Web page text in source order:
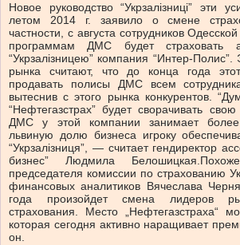
Новое руководство “Укрзалізниці” эти
летом 2014 г. заявило о смене
частности, с августа сотрудников
программам ДМС будет страховать
“Укрзалізницею” компания “Интер-Полис”.
рынка считают, что до конца года
продавать полисы ДМС всем
вытеснив с этого рынка конкурентов.
“Нефтегазстрах” будет сворачивать
ДМС у этой компании занимает
львиную долю бизнеса игроку
“Укрзалізниця”, — считает гендиректор
бизнес” Людмила
председателя комиссии по страхованию
финансовых аналитиков Вячеслава
года произойдет смена лидеров
страхования. Место „Нефтегазстраха“
которая сегодня активно наращивает
он.